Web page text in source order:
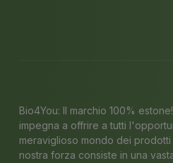
Bio4You: Il marchio 100%
impegna a offrire a tutti
meraviglioso mondo dei
nostra forza consiste in una